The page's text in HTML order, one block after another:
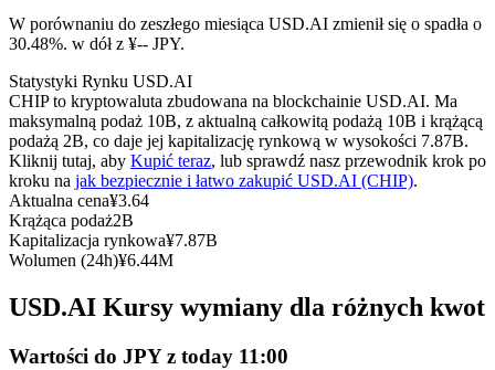
Kontrakty terminowe na USDC
Kontrakty futures wykorzystujące USDC jako zabezpieczenie
Kopiowanie Transakcji
Dołącz do najlepszych traderów
W porównaniu do zeszłego miesiąca USD.AI zmienił się o spadła o
30.48%. w dół z ¥-- JPY.
Statystyki Rynku USD.AI
CHIP to kryptowaluta zbudowana na blockchainie USD.AI. Ma
maksymalną podaż 10B, z aktualną całkowitą podażą 10B i krążącą
podażą 2B, co daje jej kapitalizację rynkową w wysokości 7.87B.
Kliknij tutaj, aby Kupić teraz, lub sprawdź nasz przewodnik krok po
kroku na jak bezpiecznie i łatwo zakupić USD.AI (CHIP).
Aktualna cena¥3.64
Krążąca podaż2B
Kapitalizacja rynkowa¥7.87B
Wolumen (24h)¥6.44M
USD.AI Kursy wymiany dla różnych kwot
Wartości do JPY z today 11:00